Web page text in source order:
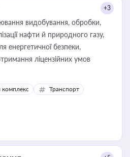
+3
видобування, обробки,
нафти й природного газу,
енергетичної безпеки,
ліцензійних умов
комплекс
Транспорт